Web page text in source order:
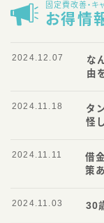
固定費改善・キ
お得情
な
由
2024.12.07
タ
怪
2024.11.18
借
策
2024.11.11
30
2024.11.03